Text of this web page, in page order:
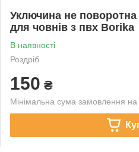
Уключина не поворотна
для човнів з пвх Borika
В наявності
Роздріб
150 ₴
Мінімальна сума замовлення